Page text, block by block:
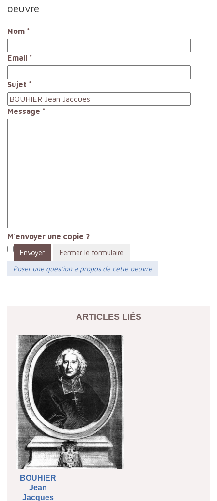
oeuvre
Nom *
Email *
Sujet *
Message *
M'envoyer une copie ?
Envoyer
Fermer le formulaire
Poser une question à propos de cette oeuvre
ARTICLES LIÉS
BOUHIER
Jean
Jacques